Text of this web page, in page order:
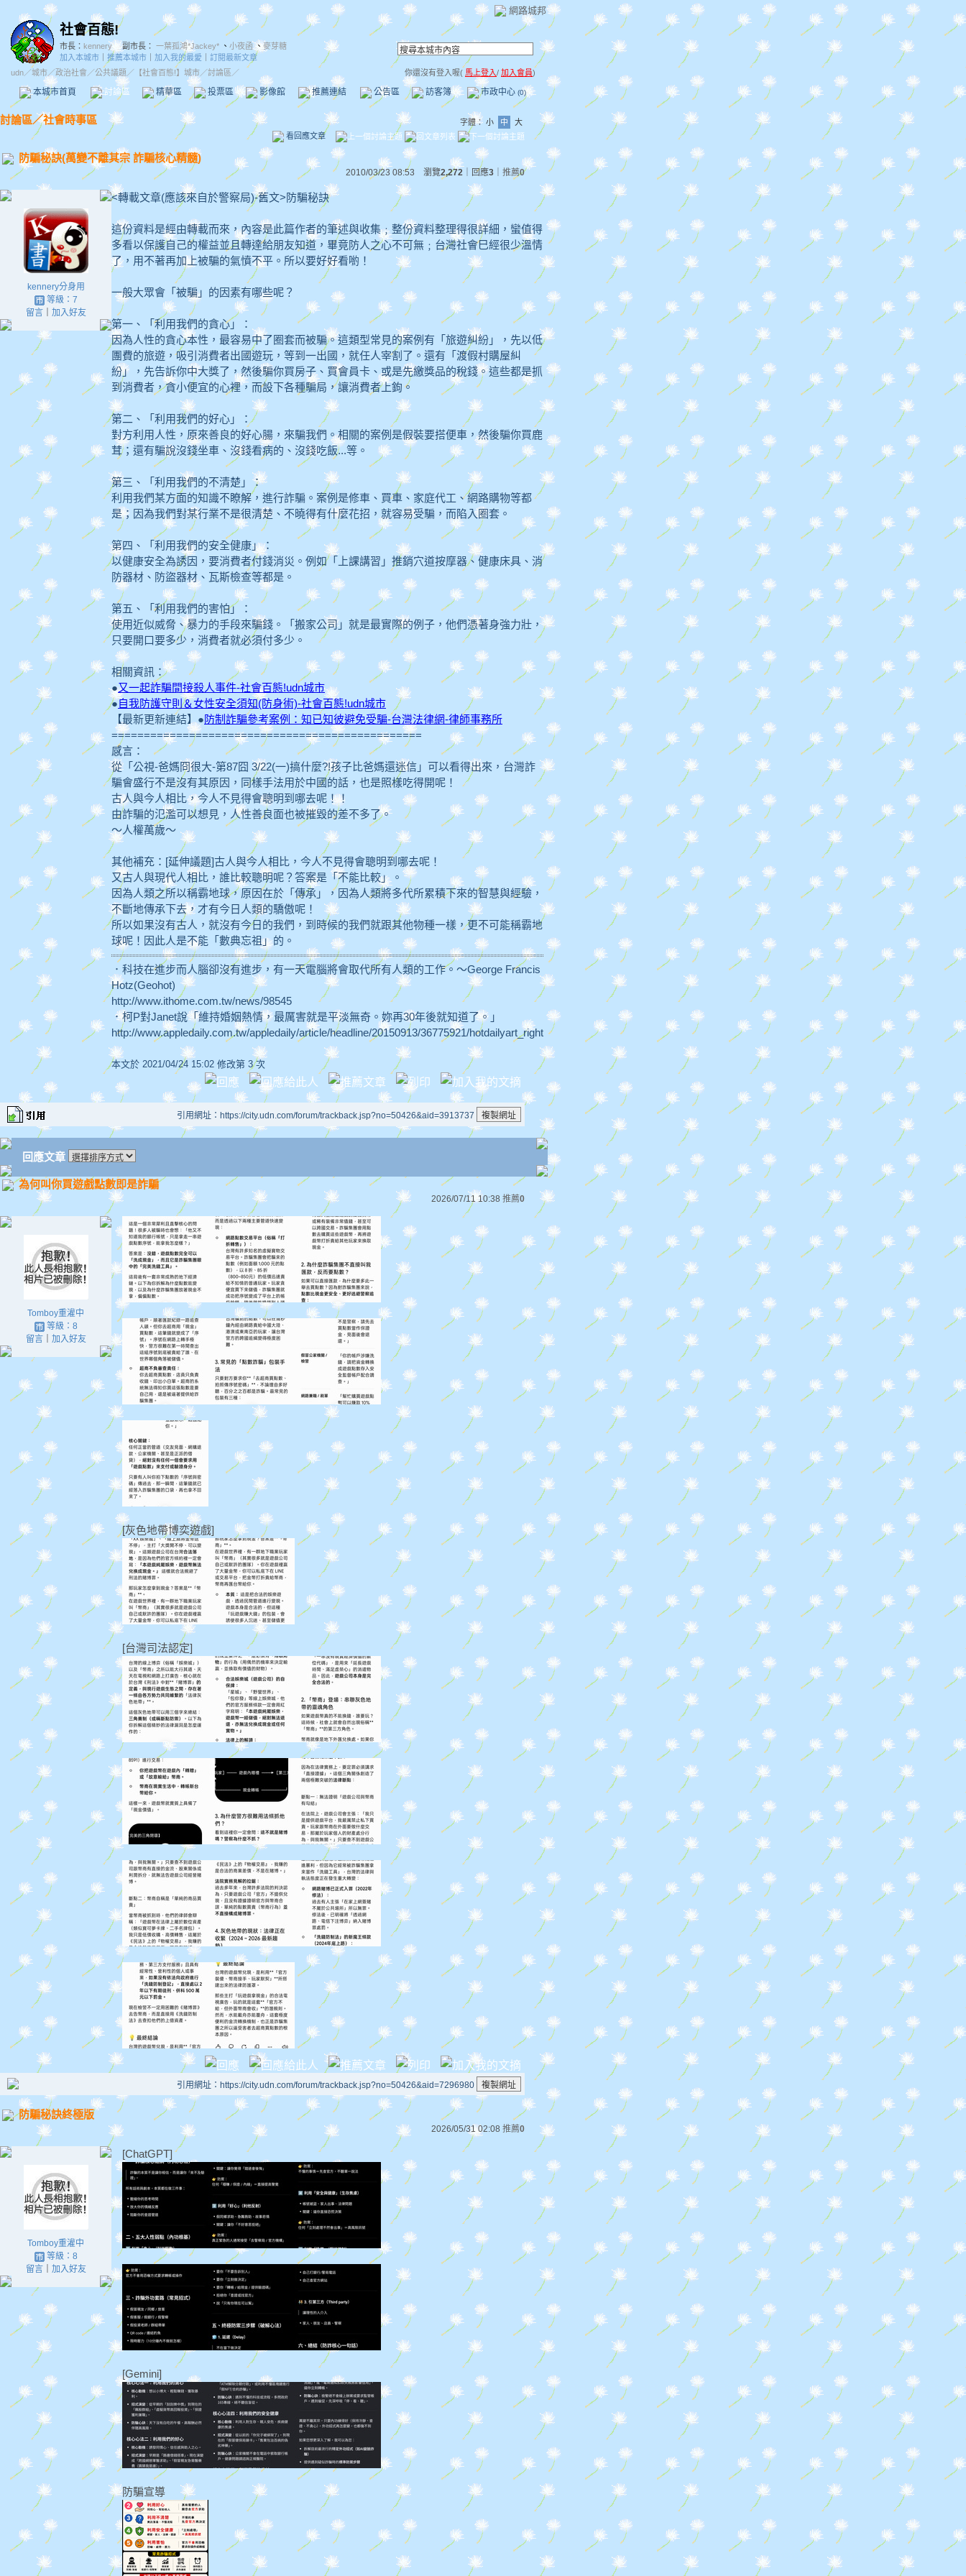
網路城邦
社會百態!
市長： kennery 副市長： 一葉孤鴻*Jackey* 、 小夜函、麥芽糖
加入本城市
推薦本城市 加入我的最愛
訂閱最新文章
udn／城市／政治社會 ／公共議題 ／ 【社會百態!】城市／討論區／ 你還沒有登入喔( 馬上登入/ 加入會員)
本城市首頁 討論區 精華區 投票區 影像館 推薦連結 公告區 訪客簿 市政中心 (0)
討論區／社會時事區 字體： 小 中
大
看回應文章
防騙秘訣(萬變不離其宗 詐騙核心精髓)
2010/03/23 08:53 瀏覽2,272 ｜回應3 推薦0
kennery分身用
等級：7
留言｜ 加入好友
<轉載文章(應該來自於警察局)-舊文>防騙秘訣
這份資料是經由轉載而來，內容是此篇作者的筆述與收集﹔整份資料整理得很詳細，蠻值得
多看以保護自己的權益並且轉達給朋友知道，畢竟防人之心不可無﹔台灣社會巳經很少溫情
了，用不著再加上被騙的氣憤不平。所以要好好看喲！
一般大眾會「被騙」的因素有哪些呢？
第一、「利用我們的貪心」：
因為人性的貪心本性，最容易中了圈套而被騙。這類型常見的案例有「旅遊糾紛」，先以低
團費的旅遊，吸引消費者出國遊玩，等到一出國，就任人宰割了。還有「渡假村購屋糾
紛」，先告訴你中大獎了，然後騙你買房子、買會員卡、或是先繳獎品的稅錢。這些都是抓
到消費者，貪小便宜的心裡，而設下各種騙局，讓消費者上鉤。
第二、「利用我們的好心」：
對方利用人性，原來善良的好心腸，來騙我們。相關的案例是假裝要搭便車，然後騙你買鹿
茸；還有騙說沒錢坐車、沒錢看病的、沒錢吃飯...等。
第三、「利用我們的不清楚」：
利用我們某方面的知識不瞭解，進行詐騙。案例是修車、買車、家庭代工、網路購物等都
是；因為我們對某行業不是很清楚、不曉得有什麼花招，就容易受騙，而陷入圈套。
第四、「利用我們的安全健康」：
以健康安全為誘因，要消費者付錢消災。例如「上課講習」推銷穴道按摩器、健康床具、消
防器材、防盜器材、瓦斯檢查等都是。
第五、「利用我們的害怕」：
使用近似威脅、暴力的手段來騙錢。「搬家公司」就是最實際的例子，他們憑著身強力壯，
只要開口要多少，消費者就必須付多少。
相關資訊：
●又一起詐騙間接殺人事件-社會百態!udn城市
●自我防護守則＆女性安全須知(防身術)-社會百態!udn城市
【最新更新連結】●防制詐騙參考案例：知已知彼避免受騙-台灣法律網-律師事務所
================================================
感言：
從「公視-爸媽冏很大-第87囧 3/22(一)搞什麼?!孩子比爸媽還迷信」可以看得出來，台灣詐
騙會盛行不是沒有其原因，同樣手法用於中國的話，也是照樣吃得開呢！
古人與今人相比，今人不見得會聰明到哪去呢！！
由詐騙的氾濫可以想見，人性善良面也被摧毀的差不多了。
～人權萬歲～
其他補充：[延伸議題]古人與今人相比，今人不見得會聰明到哪去呢！
又古人與現代人相比，誰比較聰明呢？答案是「不能比較」。
因為人類之所以稱霸地球，原因在於「傳承」，因為人類將多代所累積下來的智慧與經驗，
不斷地傳承下去，才有今日人類的驕傲呢！
所以如果沒有古人，就沒有今日的我們，到時候的我們就跟其他物種一樣，更不可能稱霸地
球呢！因此人是不能「數典忘祖」的。
．科技在進步而人腦卻沒有進步，有一天電腦將會取代所有人類的工作。～George Francis
Hotz(Geohot)
http://www.ithome.com.tw/news/98545
．柯P對Janet說「維持婚姻熱情，最厲害就是平淡無奇。妳再30年後就知道了。」
http://www.appledaily.com.tw/appledaily/article/headline/20150913/36775921/hotdailyart_right
本文於 2021/04/24 15:02 修改第 3 次
引用網址：https://city.udn.com/forum/trackback.jsp?no=50426&aid=3913737
回應文章
為何叫你買遊戲點數即是詐騙
2026/07/11 10:38 推薦0
Tomboy重灌中
等級：8
留言｜ 加入好友
[灰色地帶博奕遊戲]
[台灣司法認定]
引用網址：https://city.udn.com/forum/trackback.jsp?no=50426&aid=7296980
防騙秘訣終極版
2026/05/31 02:08 推薦0
Tomboy重灌中
等級：8
留言｜ 加入好友
[ChatGPT]
[Gemini]
防騙宣導